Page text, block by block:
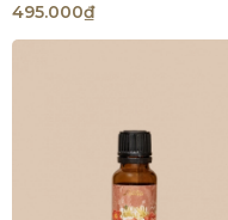
495.000₫